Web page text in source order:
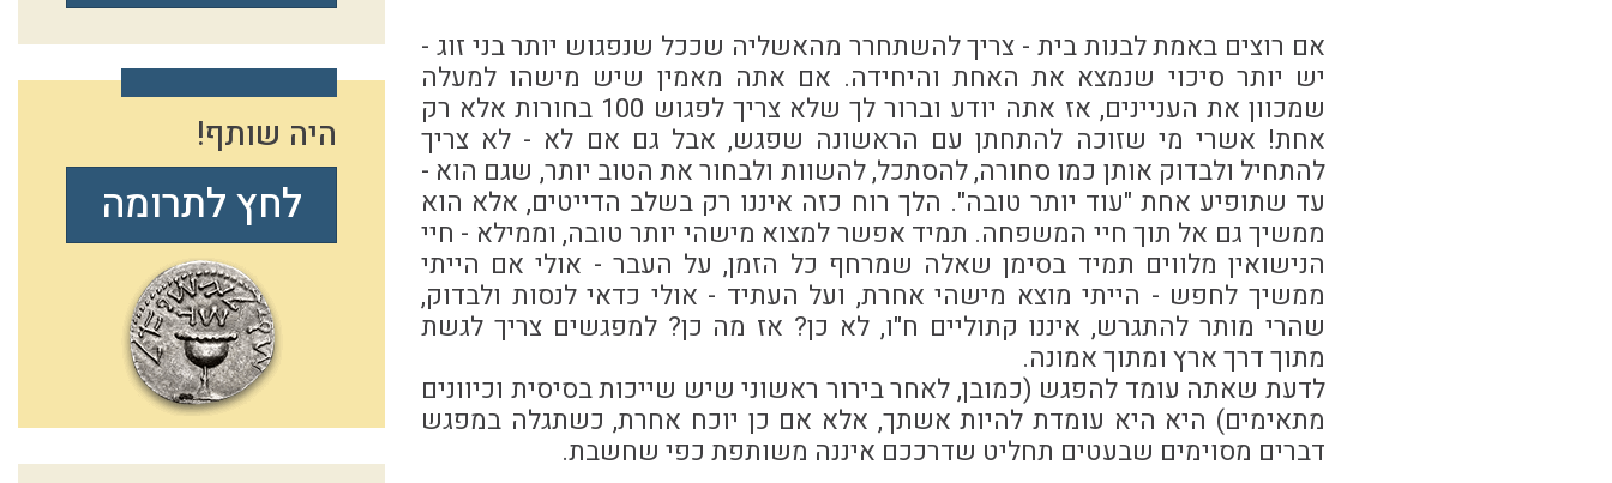
אם רוצים באמת לבנות בית - צריך להשתחרר מהאשליה שככל שנפגוש יותר בני זוג -
יש יותר סיכוי שנמצא את האחת והיחידה. אם אתה מאמין שיש מישהו למעלה
שמכוון את העניינים, אז אתה יודע וברור לך שלא צריך לפגוש 100 בחורות אלא רק
אחת! אשרי מי שזוכה להתחתן עם הראשונה שפגש, אבל גם אם לא - לא צריך
להתחיל ולבדוק אותן כמו סחורה, להסתכל, להשוות ולבחור את הטוב יותר, שגם הוא -
עד שתופיע אחת "עוד יותר טובה". הלך רוח כזה איננו רק בשלב הדייטים, אלא הוא
ממשיך גם אל תוך חיי המשפחה. תמיד אפשר למצוא מישהי יותר טובה, וממילא - חיי
הנישואין מלווים תמיד בסימן שאלה שמרחף כל הזמן, על העבר - אולי אם הייתי
ממשיך לחפש - הייתי מוצא מישהי אחרת, ועל העתיד - אולי כדאי לנסות ולבדוק,
שהרי מותר להתגרש, איננו קתוליים ח"ו, לא כן? אז מה כן? למפגשים צריך לגשת
מתוך דרך ארץ ומתוך אמונה.
לדעת שאתה עומד להפגש (כמובן, לאחר בירור ראשוני שיש שייכות בסיסית וכיוונים
מתאימים) היא היא עומדת להיות אשתך, אלא אם כן יוכח אחרת, כשתגלה במפגש
דברים מסוימים שבעטים תחליט שדרככם איננה משותפת כפי שחשבת.
היה שותף!
לחץ לתרומה